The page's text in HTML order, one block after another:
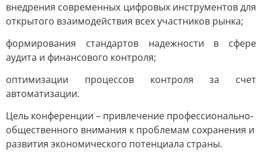
внедрения современных цифровых инструментов для
открытого взаимодействия всех участников рынка;
формирования стандартов надежности в сфере
аудита и финансового контроля;
оптимизации процессов контроля за счет
автоматизации.
Цель конференции – привлечение профессионально-
общественного внимания к проблемам сохранения и
развития экономического потенциала страны.